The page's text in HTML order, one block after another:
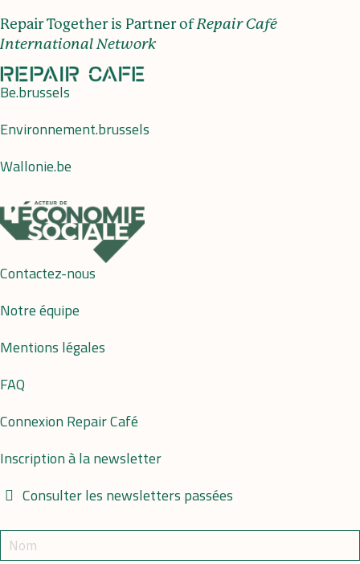
Repair Together is Partner ofRepair Café
International Network
Be.brussels
Environnement.brussels
Wallonie.be
Contactez-nous
Notre équipe
Mentions légales
FAQ
Connexion Repair Café
Inscription à la newsletter
Consulter les newsletters passées